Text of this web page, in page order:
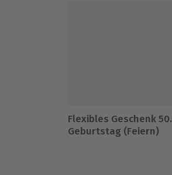
Flexibles Geschenk 50.
Geburtstag (Feiern)